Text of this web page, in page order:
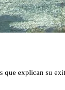
explican su